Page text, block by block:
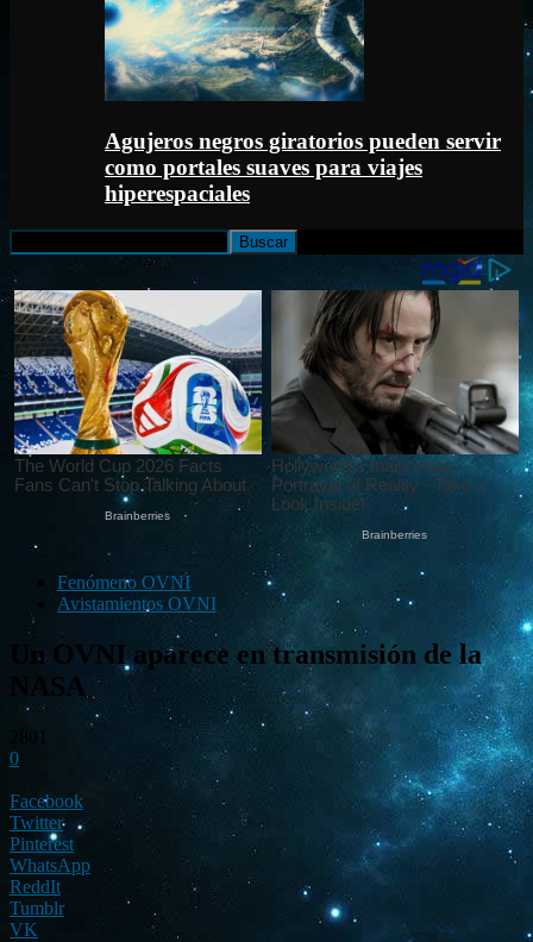
Agujeros negros giratorios pueden servir
como portales suaves para viajes
hiperespaciales
Fenómeno OVNI
Avistamientos OVNI
Un OVNI aparece en transmisión de la
NASA
0
Facebook
Twitter
Pinterest
WhatsApp
ReddIt
Tumblr
VK